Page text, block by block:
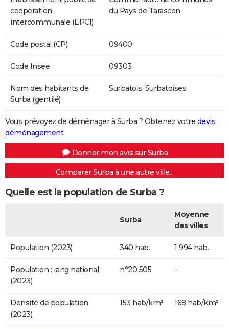
coopération
intercommunale (EPCI)
du Pays de Tarascon
Code postal (CP) 09400
Code Insee 09303
Nom des habitants de
Surba (gentilé)
Surbatois, Surbatoises
Vous prévoyez de déménager à Surba ? Obtenez votre devis
déménagement.
Donner mon avis sur Surba
Comparer Surba à une autre ville...
Quelle est la population de Surba ?
Surba
Moyenne
des villes
Population (2023) 340 hab. 1 994 hab.
Population : rang national
(2023)
n°20 505 -
Densité de population
(2023)
153 hab/km² 168 hab/km²